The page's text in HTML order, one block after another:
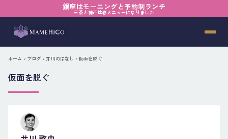
銀座はモーニングと予約制ランチ
三茶と神戸は春メニューになりました
ホーム › ブログ ›井川のはなし › 仮面を脱ぐ
仮面を脱ぐ